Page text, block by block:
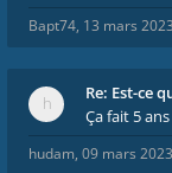
Bapt74, 13 mars
Re: Est-ce
Ça fait 5
hudam, 09 mars